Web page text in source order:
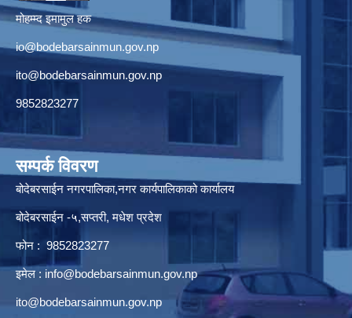
मोहम्म्द इमामुल हक
io@bodebarsainmun.gov.np
ito@bodebarsainmun.gov.np
9852823277
सम्पर्क विवरण
बोदेबरसाईन नगरपालिका,नगर कार्यपालिकाको कार्यालय
बोदेबरसाईन -५,सप्तरी, मधेश प्रदेश
फोन : 9852823277
इमेल : info@bodebarsainmun.gov.np
ito@bodebarsainmun.gov.np